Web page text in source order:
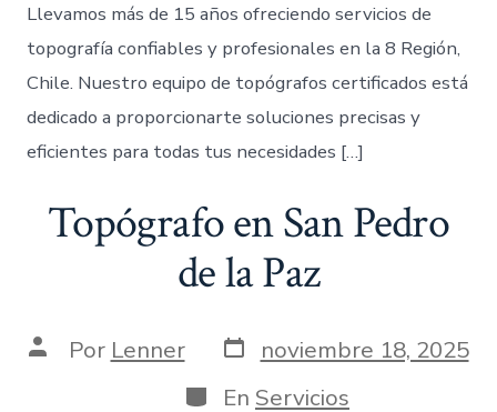
Llevamos más de 15 años ofreciendo servicios de
topografía confiables y profesionales en la 8 Región,
Chile. Nuestro equipo de topógrafos certificados está
dedicado a proporcionarte soluciones precisas y
eficientes para todas tus necesidades […]
Topógrafo en San Pedro
de la Paz
AutorPor Lenner Fecha
de
publicación
noviembre 18, 2025
Categorías
En Servicios